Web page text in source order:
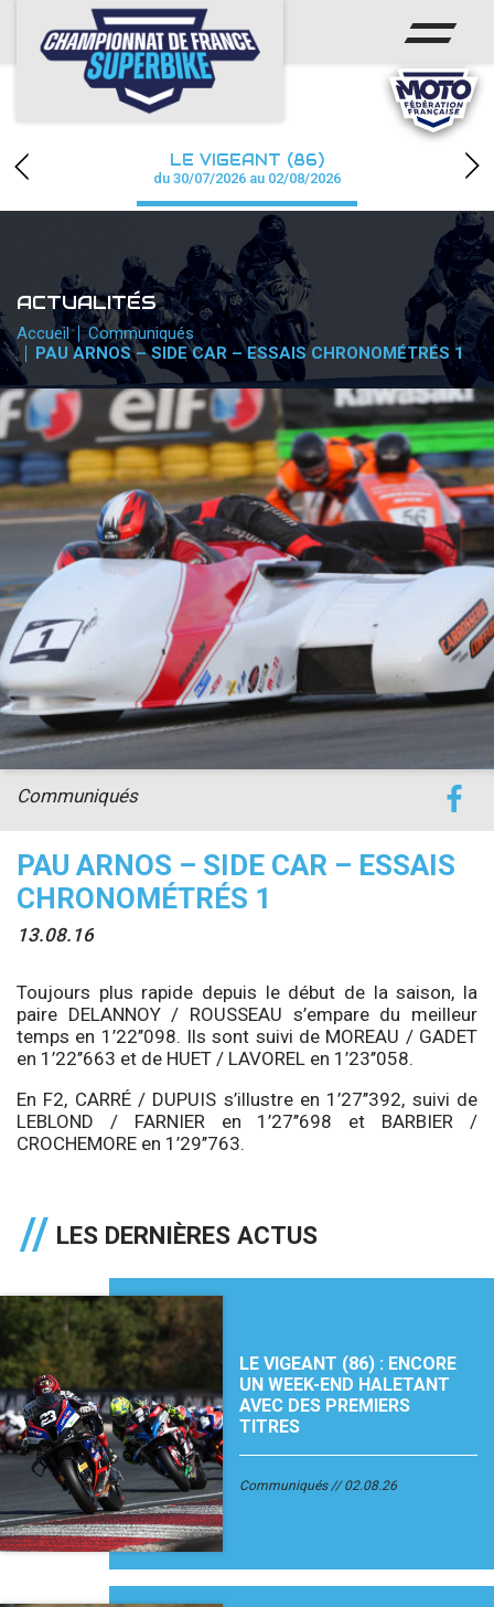
ACCUEIL
CHAMPIONNAT
CALENDRIER
PHOTOS / WEB TV
PARTENAIRES
PRESSE
PRESSE
accéder à la billetterie
LE VIGEANT (86)
du 30/07/2026 au 02/08/2026
ACTUALITÉS
Accueil
Communiqués
PAU ARNOS – SIDE CAR – ESSAIS CHRONOMÉTRÉS 1
PAU ARNOS – SIDE CAR – ESSAIS
CHRONOMÉTRÉS 1
13.08.16
Communiqués
Toujours plus rapide depuis le début de la saison, la
paire DELANNOY / ROUSSEAU s’empare du meilleur
temps en 1’22’’098. Ils sont suivi de MOREAU / GADET
en 1’22’’663 et de HUET / LAVOREL en 1’23’’058.
En F2, CARRÉ / DUPUIS s’illustre en 1’27’’392, suivi de
LEBLOND / FARNIER en 1’27’’698 et BARBIER /
CROCHEMORE en 1’29’’763.
LES DERNIÈRES ACTUS
LE VIGEANT (86) : ENCORE
UN WEEK-END HALETANT
AVEC DES PREMIERS
TITRES
Communiqués 02.08.26